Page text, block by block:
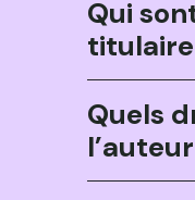
Qui
Quels